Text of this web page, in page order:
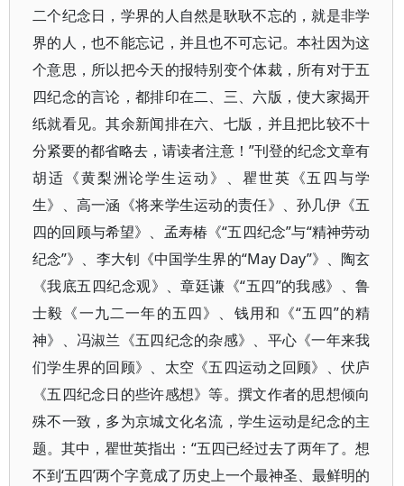
二个纪念日，学界的人自然是耿耿不忘的，就是非学
界的人，也不能忘记，并且也不可忘记。本社因为这
个意思，所以把今天的报特别变个体裁，所有对于五
四纪念的言论，都排印在二、三、六版，使大家揭开
纸就看见。其余新闻排在六、七版，并且把比较不十
分紧要的都省略去，请读者注意！”刊登的纪念文章有
胡适《黄梨洲论学生运动》、瞿世英《五四与学
生》、高一涵《将来学生运动的责任》、孙几伊《五
四的回顾与希望》、孟寿椿《“五四纪念”与“精神劳动
纪念”》、李大钊《中国学生界的“May Day”》、陶玄
《我底五四纪念观》、章廷谦《“五四”的我感》、鲁
士毅《一九二一年的五四》、钱用和《“五四”的精
神》、冯淑兰《五四纪念的杂感》、平心《一年来我
们学生界的回顾》、太空《五四运动之回顾》、伏庐
《五四纪念日的些许感想》等。撰文作者的思想倾向
殊不一致，多为京城文化名流，学生运动是纪念的主
题。其中，瞿世英指出：“五四已经过去了两年了。想
不到‘五四’两个字竟成了历史上一个最神圣、最鲜明的